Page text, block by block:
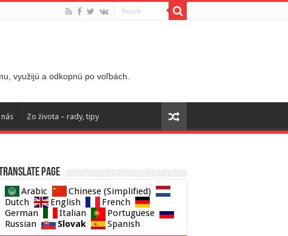
využijú a odkopnú po voľbách.
Zo života – rady, tipy
Translate page
Arabic
Chinese (Simplified)
Dutch
English
French
German
Italian
Portuguese
Russian
Slovak Spanish